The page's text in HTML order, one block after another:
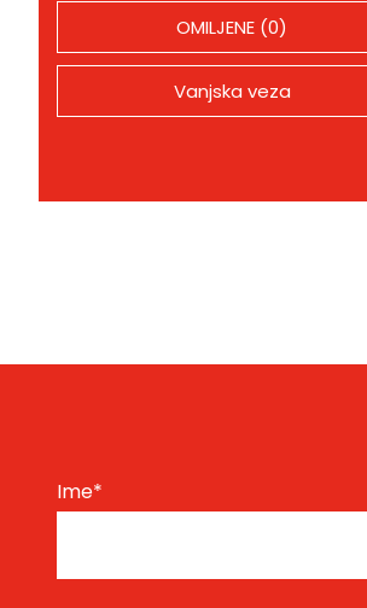
OMILJENE (0)
Vanjska veza
Ime*